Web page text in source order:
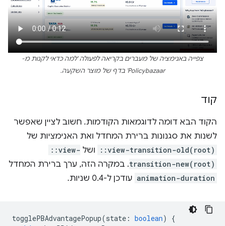
צפייה באנימציה של מעברים בקריאה לפעולה 'למה כדאי לקנות מ-
Policybazaar' בדף של מוצר השקעה.
קוד
הקוד הבא דומה לדוגמאות הקודמות. חשוב לציין שאפשר
לשנות את סגנונות ברירת המחדל ואת האנימציות של
::view-transition-old(root) ושל ::view-
transition-new(root). במקרה הזה, ערך ברירת המחדל
animation-duration עודכן ל-0.4 שניות.
togglePBAdvantagePopup(state : boolean)
{